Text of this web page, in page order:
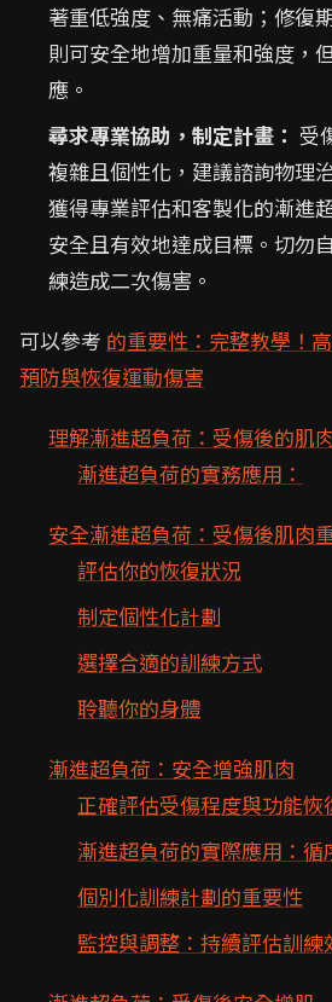
著重低強度、無痛活動；修復
則可安全地增加重量和強度，
應。
尋求專業協助，制定計畫： 受
複雜且個性化，建議諮詢物理
獲得專業評估和客製化的漸進
安全且有效地達成目標。切勿
練造成二次傷害。
可以參考 的重要性：完整教學！
預防與恢復運動傷害
理解漸進超負荷：受傷後的肌
漸進超負荷的實務應用：
安全漸進超負荷：受傷後肌肉
評估你的恢復狀況
制定個性化計劃
選擇合適的訓練方式
聆聽你的身體
漸進超負荷：安全增強肌肉
正確評估受傷程度與功能恢
漸進超負荷的實際應用：
個別化訓練計劃的重要性
監控與調整：持續評估訓練